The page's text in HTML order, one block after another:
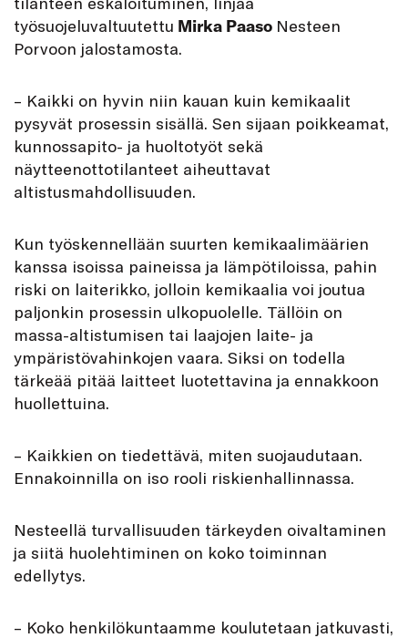
työsuojeluvaltuutettu Mirka Paaso Nesteen
Porvoon jalostamosta.
– Kaikki on hyvin niin kauan kuin kemikaalit
pysyvät prosessin sisällä. Sen sijaan poikkeamat,
kunnossapito- ja huoltotyöt sekä
näytteenottotilanteet aiheuttavat
altistusmahdollisuuden.
Kun työskennellään suurten kemikaalimäärien
kanssa isoissa paineissa ja lämpötiloissa, pahin
riski on laiterikko, jolloin kemikaalia voi joutua
paljonkin prosessin ulkopuolelle. Tällöin on
massa-altistumisen tai laajojen laite- ja
ympäristövahinkojen vaara. Siksi on todella
tärkeää pitää laitteet luotettavina ja ennakkoon
huollettuina.
– Kaikkien on tiedettävä, miten suojaudutaan.
Ennakoinnilla on iso rooli riskienhallinnassa.
Nesteellä turvallisuuden tärkeyden oivaltaminen
ja siitä huolehtiminen on koko toiminnan
edellytys.
– Koko henkilökuntaamme koulutetaan jatkuvasti,